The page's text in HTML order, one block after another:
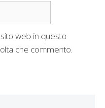
web in questo
che commento.